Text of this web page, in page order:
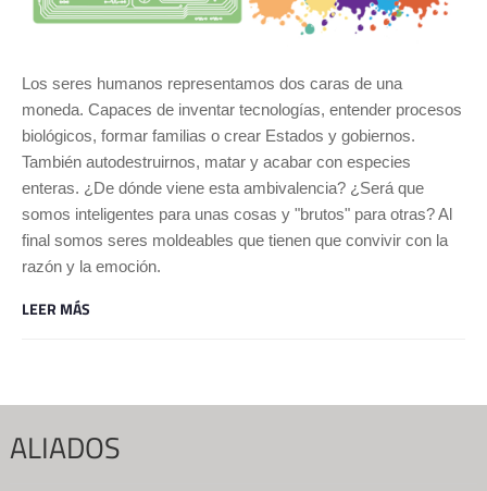
Los seres humanos representamos dos caras de una
moneda. Capaces de inventar tecnologías, entender procesos
biológicos, formar familias o crear Estados y gobiernos.
También autodestruirnos, matar y acabar con especies
enteras. ¿De dónde viene esta ambivalencia? ¿Será que
somos inteligentes para unas cosas y "brutos" para otras? Al
final somos seres moldeables que tienen que convivir con la
razón y la emoción.
LEER MÁS
ALIADOS